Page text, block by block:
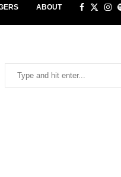
ABOUT